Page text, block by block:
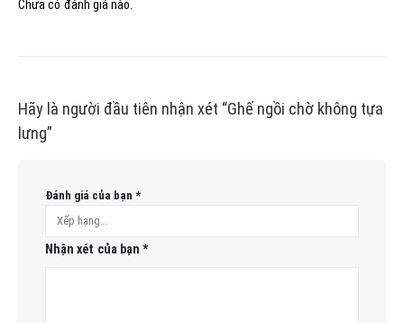
Chưa có đánh giá nào.
Hãy là người đầu tiên nhận xét “Ghế ngồi chờ không tựa
lưng”
Đánh giá của bạn *
Nhận xét của bạn*